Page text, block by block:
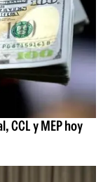
CCL y MEP hoy